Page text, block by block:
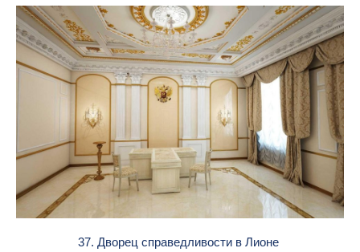
37. Дворец справедливости в Лионе